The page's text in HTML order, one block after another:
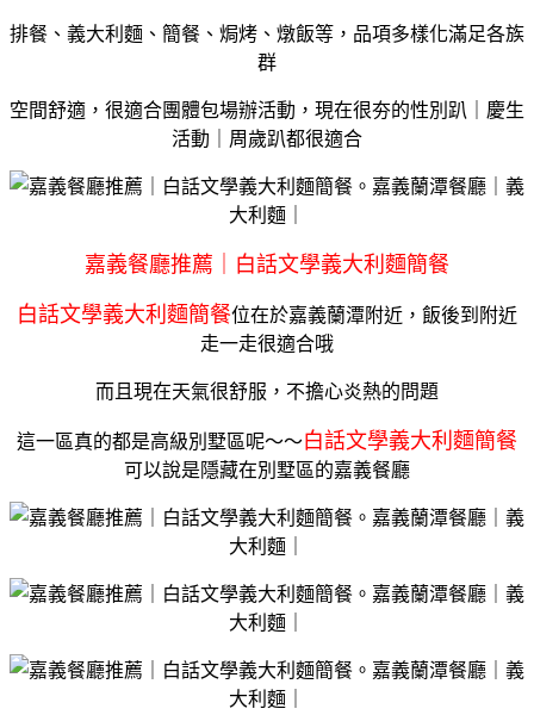
排餐、義大利麵、簡餐、焗烤、燉飯等，品項多樣化滿足各族
群
空間舒適，很適合團體包場辦活動，現在很夯的性別趴｜慶生
活動｜周歲趴都很適合
嘉義餐廳推薦｜白話文學義大利麵簡餐
白話文學義大利麵簡餐位在於嘉義蘭潭附近，飯後到附近
走一走很適合哦
而且現在天氣很舒服，不擔心炎熱的問題
這一區真的都是高級別墅區呢～～白話文學義大利麵簡餐
可以說是隱藏在別墅區的嘉義餐廳